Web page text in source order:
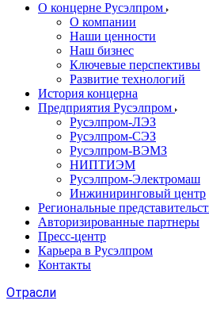
О концерне Русэлпром
О компании
Наши ценности
Наш бизнес
Ключевые перспективы
Развитие технологий
История концерна
Предприятия Русэлпром
Русэлпром-ЛЭЗ
Русэлпром-СЭЗ
Русэлпром-ВЭМЗ
НИПТИЭМ
Русэлпром-Электромаш
Инжиниринговый центр
Региональные
Авторизированные партнеры
Пресс-центр
Карьера в Русэлпром
Контакты
Отрасли